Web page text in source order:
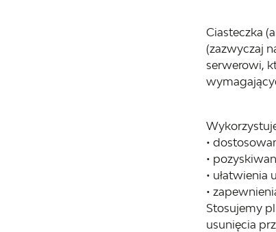
Ciasteczka
(zazwyczaj
serwerowi,
•
•
•
•
Stosujemy
usunięcia